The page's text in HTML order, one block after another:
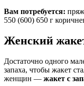
Вам потребуется:
550 (600) 650 г
Женский
Достаточно одного
запаха, чтобы жакет
женщин — жакет с